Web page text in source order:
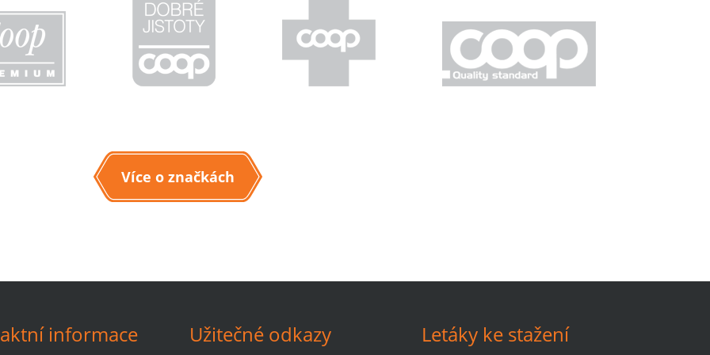
Více o značkách
informace Užitečné odkazy Letáky ke stažení